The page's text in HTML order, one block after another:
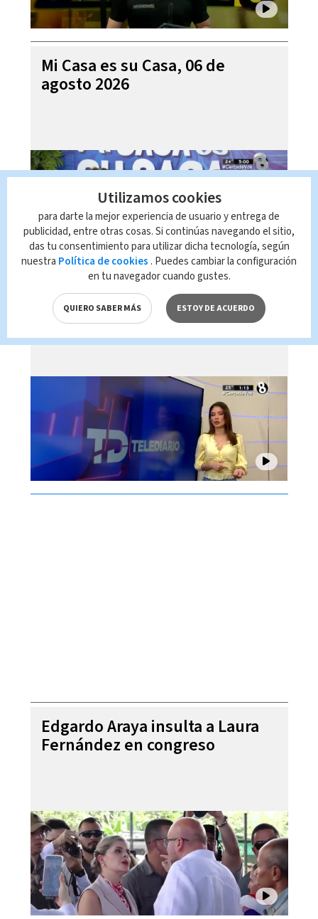
Mi Casa es su Casa, 06 de
agosto 2026
Telediario En Directo con Paula
Brenes, 06 de agosto 2026
Edgardo Araya insulta a Laura
Fernández en congreso
Utilizamos cookies
para darte la mejor experiencia de usuario y entrega de
publicidad, entre otras cosas. Si continúas navegando el sitio,
das tu consentimiento para utilizar dicha tecnología, según
nuestra Política de cookies . Puedes cambiar la configuración
en tu navegador cuando gustes.
QUIERO SABER MÁS ESTOY DE ACUERDO